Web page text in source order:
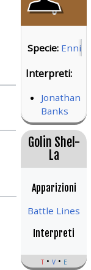
o
Specie: Ennis
Interpreti:
Jonathan
Banks
Golin Shel-
La
Apparizioni
Battle Lines
Interpreti
t v e